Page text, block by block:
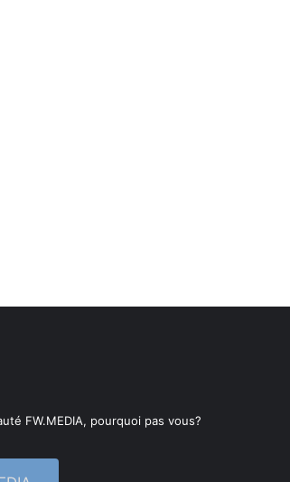
FW.MEDIA, pourquoi pas vous?